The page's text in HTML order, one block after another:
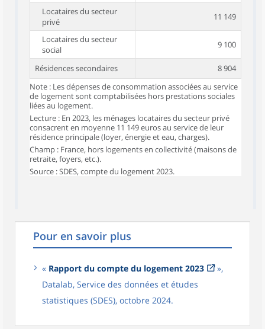
Locataires du secteur
privé
11 149
Locataires du secteur
social
9 100
Résidences secondaires
8 904
Note : Les dépenses de consommation associées au service
de logement sont comptabilisées hors prestations sociales
liées au logement.
Lecture : En 2023, les ménages locataires du secteur privé
consacrent en moyenne 11 149 euros au service de leur
résidence principale (loyer, énergie et eau, charges).
Champ : France, hors logements en collectivité (maisons de
retraite, foyers, etc.).
Source : SDES, compte du logement 2023.
Pour en savoir plus
« Rapport du compte du logement 2023
»,
Datalab, Service des données et études
statistiques (SDES), octobre 2024.